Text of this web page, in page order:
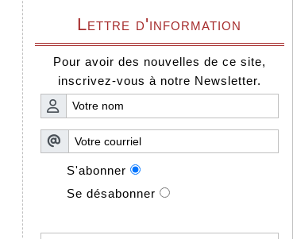
Lettre d'information
Pour avoir des nouvelles de ce site,
inscrivez-vous à notre Newsletter.
S'abonner
Se désabonner